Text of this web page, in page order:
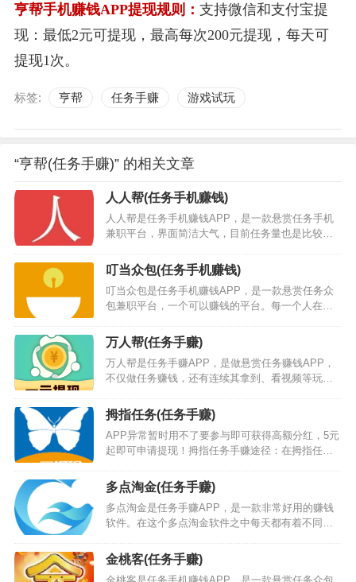
亨帮手机赚钱APP提现规则： 支持微信和支付宝提
现：最低2元可提现，最高每次200元提现，每天可
提现1次。
标签: 亨帮 任务手赚 游戏试玩
“亨帮(任务手赚)” 的相关文章
人人帮(任务手机赚钱)
人人帮是任务手机赚钱APP，是一款悬赏任务手机
兼职平台，界面简洁大气，目前任务量也是比较多
自己轻松的赚取更多的收益，每天都能赚个零花
钱。人人帮app下载安装后，平台大厅内任务多多，
包括不限于注册、下载、发帖、电商、砍价、助
力、试玩等等，同时也可以根据价格、人气、易
做、快审等方式来筛选适合自己的任务，每天利用
碎片时间就能为自己带来不错的收入，你还在等什
叮当众包(任务手机赚钱)
叮当众包是任务手机赚钱APP，是一款悬赏任务众
包兼职平台，一个可以赚钱的平台。每一个人在叮
平台发的任务，叮当快递就能轻松的获得现金奖
励…
万人帮(任务手赚)
万人帮是任务手赚APP，是做悬赏任务赚钱APP，
不仅做任务赚钱，还有连续其拿到、看视频等玩法
后，平台上面每天都有大量任务发布，任务种类丰
富多样，福利也很多，对手机兼职感兴趣的用户直
接使用这款软件就可以轻松的搞定，万人帮平台稳
定长久，除了传统的帮人砍价、悬赏互助，还增加
了种水果赚钱的小游戏，新人赚取的收益满一元就
能提现，后续两元起提现，快速到账，安全无忧…
拇指任务(任务手赚)
APP异常暂时用不了要参与即可获得高额分红，5元
起即可申请提现！拇指任务手赚途径：在拇指任务
相关任务、简单投标任务、简单转发任务和短视频
任务等）赚取佣金，还可以通过新游戏试玩来获取
快币。拇指任务下载地址：点击我下载拇指任务
APP或者扫描下面的二维码下载。拇指任务AP…
多点淘金(任务手赚)
多点淘金是任务手赚APP，是一款非常好用的赚钱
软件。在这个多点淘金软件之中每天都有着不同的
就可以获取到一定的收益作为报酬，虽然多点淘金
的收益不是很高，但是日积月累的话数目也是十分
金桃客(任务手赚)